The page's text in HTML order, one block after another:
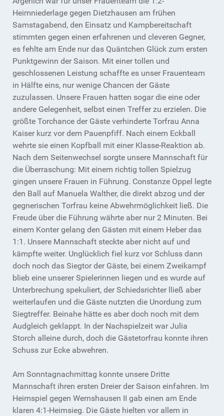
Heimniederlage gegen Dietzhausen am frühen
Samstagabend, den Einsatz und Kampbereitschaft
stimmten gegen einen erfahrenen und cleveren Gegner,
es fehlte am Ende nur das Quäntchen Glück zum ersten
Punktgewinn der Saison. Mit einer tollen und
geschlossenen Leistung schaffte es unser Frauenteam
in Hälfte eins, nur wenige Chancen der Gäste
zuzulassen. Unsere Frauen hatten sogar die eine oder
andere Gelegenheit, selbst einen Treffer zu erzielen. Die
größte Torchance der Gäste verhinderte Torfrau Anna
Kaiser kurz vor dem Pauenpfiff. Nach einem Eckball
wehrte sie einen Kopfball mit einer Klasse-Reaktion ab.
Nach dem Seitenwechsel sorgte unsere Mannschaft für
die Überraschung: Mit einem richtig tollen Spielzug
gingen unsere Frauen in Führung. Constanze Oppel legte
den Ball auf Manuela Walther, die direkt abzog und der
gegnerischen Torfrau keine Abwehrmöglichkeit ließ. Die
Freude über die Führung währte aber nur 2 Minuten. Bei
einem Konter gelang den Gästen mit einem Heber das
1:1. Unsere Mannschaft steckte aber nicht auf und
kämpfte weiter. Unglücklich fiel kurz vor Schluss dann
doch noch das Siegtor der Gäste, bei einem Zweikampf
blieb eine unserer Spielerinnen liegen und es wurde auf
Unterbrechung spekuliert, der Schiedsrichter lließ aber
weiterlaufen und die Gäste nutzten die Unordung zum
Siegtreffer. Beinahe hätte es aber doch noch mit dem
Audgleich geklappt. In der Nachspielzeit war Julia
Storch alleine durch, doch die Gästetorfrau konnte ihren
Schuss zur Ecke abwehren.
Am Sonntagnachmittag konnte unsere Dritte
Mannschaft ihren ersten Dreier der Saison einfahren. Im
Heimspiel gegen Wernshausen II gab einen am Ende
klaren 4:1-Heimsieg. Die Gäste hielten vor allem in